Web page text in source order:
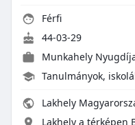
Férfi
44-03-29
Munkahely
Tanulmányok,
Lakhely
Lakhely a térképen